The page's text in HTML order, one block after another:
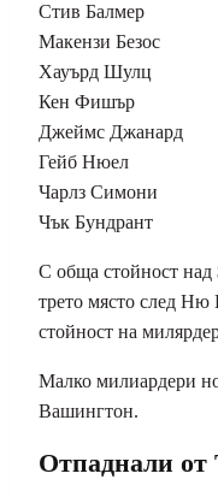
Стив Балмер
Макензи Безос
Хауърд Шулц
Кен Фишър
Джеймс Джанард
Гейб Нюел
Чарлз Симони
Чък Бундрант
С обща стойност над
трето място след
стойност на
Малко милиардери
Вашингтон.
Отпаднали